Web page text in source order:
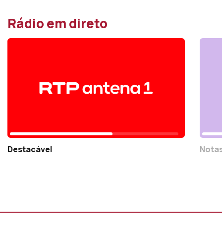
Rádio em direto
Destacável